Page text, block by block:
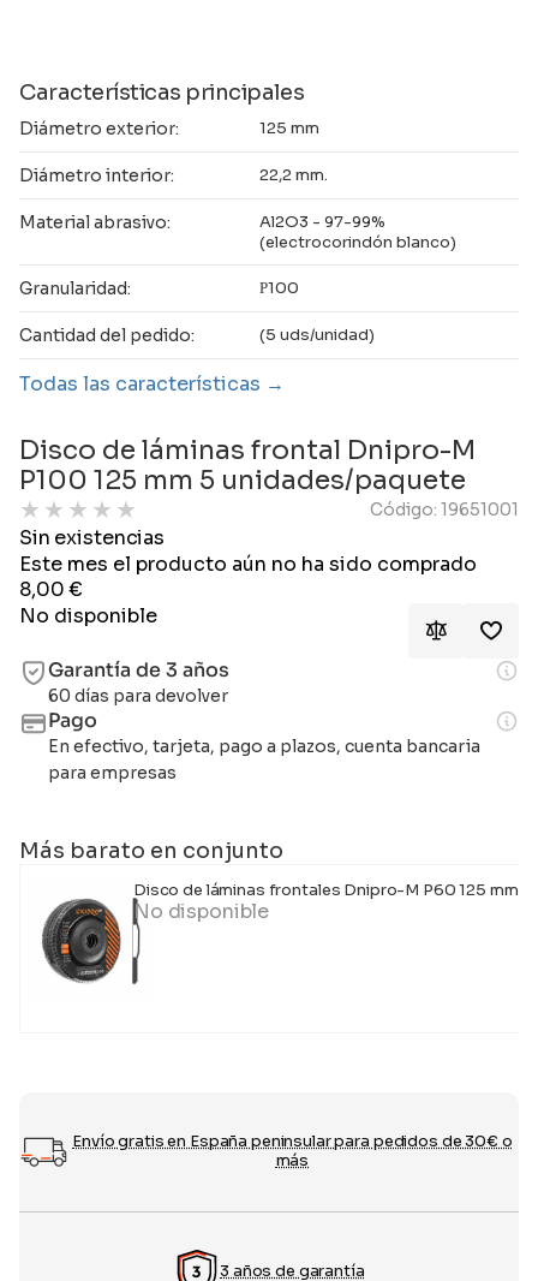
Características principales
Diámetro exterior: 125 mm
Diámetro interior: 22,2 mm.
Material abrasivo:
Al2O3 - 97-99%
(electrocorindón blanco)
Granularidad: Р100
Cantidad del pedido: (5 uds/unidad)
Todas las características
Disco de láminas frontal Dnipro-M
P100 125 mm 5 unidades/paquete
★ ★ ★ ★ ★ Código: 19651001
Sin existencias
Este mes el producto aún no ha sido comprado
8,00€
No disponible
Garantía de 3 años
60 días para devolver
Pago
En efectivo, tarjeta, pago a plazos, cuenta bancaria
para empresas
Más barato en conjunto
Disco de láminas frontales Dnipro-M P60 125 mm
No disponible
Envío gratis en España peninsular para pedidos de 30€ o
más
3 años de garantía